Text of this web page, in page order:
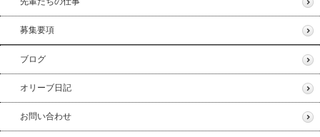
募集要項
ブログ
オリーブ日記
お問い合わせ